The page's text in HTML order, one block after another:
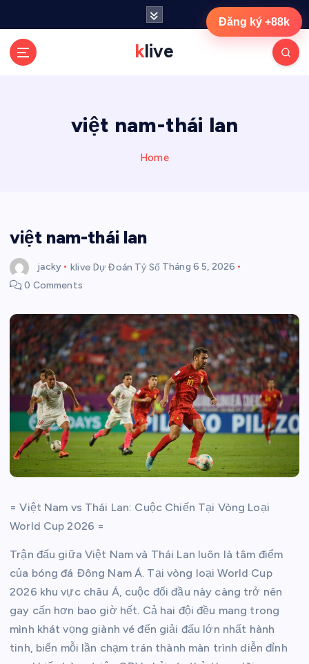
klive
việt nam-thái lan
Home
việt nam-thái lan
jacky klive Dự Đoán Tỷ Số Tháng 6 5, 2026
0 Comments
= Việt Nam vs Thái Lan: Cuộc Chiến Tại Vòng Loại
World Cup 2026 =
Trận đấu giữa Việt Nam và Thái Lan luôn là tâm điểm
của bóng đá Đông Nam Á. Tại vòng loại World Cup
2026 khu vực châu Á, cuộc đối đầu này càng trở nên
gay cấn hơn bao giờ hết. Cả hai đội đều mang trong
mình khát vọng giành vé đến giải đấu lớn nhất hành
tinh, biến mỗi lần chạm trán thành màn trình diễn đỉnh
Đăng ký +88k